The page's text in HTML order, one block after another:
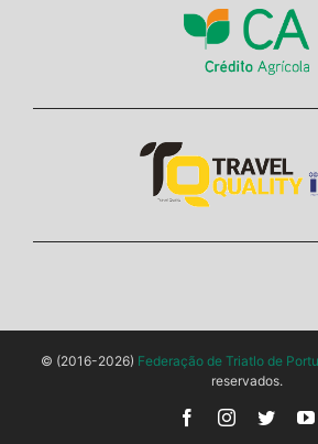
© (2016-2026) Federação de Triatlo de
reservados.
FacebookInstagram
Twitter